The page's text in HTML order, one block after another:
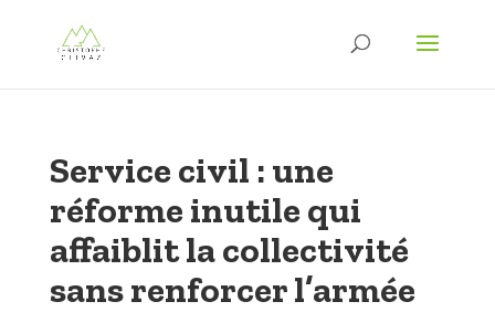
Service civil : une
réforme inutile qui
affaiblit la collectivité
sans renforcer l’armée